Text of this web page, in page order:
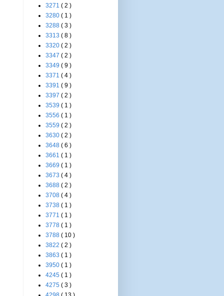
3271 ( 2 )
3280 ( 1 )
3288 ( 3 )
3313 ( 8 )
3320 ( 2 )
3347 ( 2 )
3349 ( 9 )
3371 ( 4 )
3391 ( 9 )
3397 ( 2 )
3539 ( 1 )
3556 ( 1 )
3559 ( 2 )
3630 ( 2 )
3648 ( 6 )
3661 ( 1 )
3669 ( 1 )
3673 ( 4 )
3688 ( 2 )
3708 ( 4 )
3738 ( 1 )
3771 ( 1 )
3778 ( 1 )
3788 ( 10 )
3822 ( 2 )
3863 ( 1 )
3950 ( 1 )
4245 ( 1 )
4275 ( 3 )